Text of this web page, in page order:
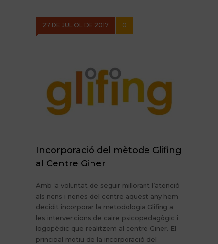
27 DE JULIOL DE 2017 0
Incorporació del mètode Glifing
al Centre Giner
Amb la voluntat de seguir millorant l’atenció
als nens i nenes del centre aquest any hem
decidit incorporar la metodologia Glifing a
les intervencions de caire psicopedagògic i
logopèdic que realitzem al centre Giner. El
principal motiu de la incorporació del